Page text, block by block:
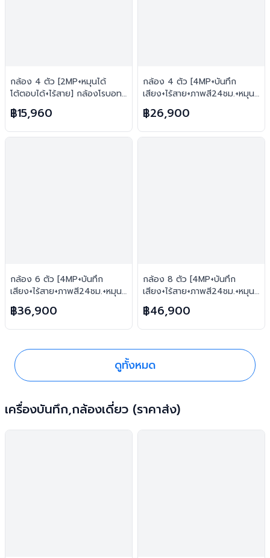
กล้อง 4 ตัว [2MP+หมุนได้
โต้ตอบได้+ไร้สาย] กล้องโรบอท
ยอดฮิต ไร้สาย H.265 FREE เม
มทุกตัว
฿15,960
กล้อง 4 ตัว [4MP+บันทึก
เสียง+ไร้สาย+ภาพสี24ชม.+หมุน
ได้โต้ตอบได้] ไร้สาย H.265
FREE เมมทุกตัว
฿26,900
กล้อง 6 ตัว [4MP+บันทึก
เสียง+ไร้สาย+ภาพสี24ชม.+หมุน
ได้โต้ตอบได้] ไร้สาย H.265
FREE เมมทุกตัว
฿36,900
กล้อง 8 ตัว [4MP+บันทึก
เสียง+ไร้สาย+ภาพสี24ชม.+หมุน
ได้โต้ตอบได้] ไร้สาย H.265
FREE เมมทุกตัว
฿46,900
ดูทั้งหมด
เครื่องบันทึก,กล้องเดี่ยว (ราคาส่ง)